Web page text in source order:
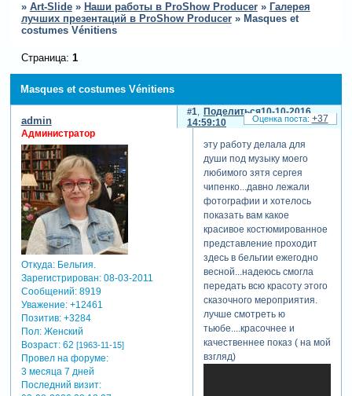
» Art-Slide » Наши работы в ProShow Producer » Галерея
лучших презентаций в ProShow Producer » Masques et
costumes Vénitiens
Masques et costumes Vénitiens
Страница: 1
Поделиться
1
10-10-2016
14:59:10
admin
Администратор
Откуда:Бельгия.
Зарегистрирован: 08-03-2011
Сообщений:8919
Уважение: +12461
Позитив: +3284
Пол:Женский
Возраст:62 [1963-11-15]
Провел на форуме:
3 месяца 7 дней
Последний визит:
эту работу делала для
души под музыку моего
любимого зятя сергея
чипенко...давно лежали
фотографии и хотелось
показать вам какое
красивое костюмированное
представление проходит
здесь в бельгии ежегодно
весной...надеюсь смогла
передать всю красоту этого
сказочного мероприятия.
лучше смотреть ю
тьюбе....красочнее и
качественнее показ ( на мой
взгляд)
+37